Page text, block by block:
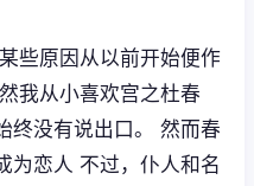
些原因从以前开始便作
我从小喜欢宫之杜春
终没有说出口。 然而春
为恋人 不过，仆人和名